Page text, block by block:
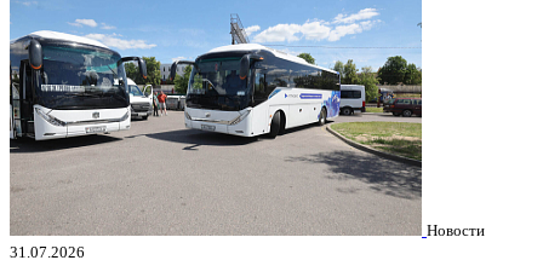
Новости
31.07.2026